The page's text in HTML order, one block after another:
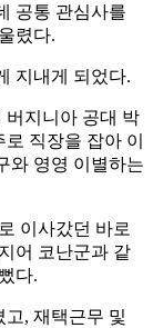
공통 관심사를
렸다.
지내게 되었다.
버지니아 공대 박
직장을 잡아 이
와 영영 이별하는
이사갔던 바로
어 코난군과 같
다.
, 재택근무 및